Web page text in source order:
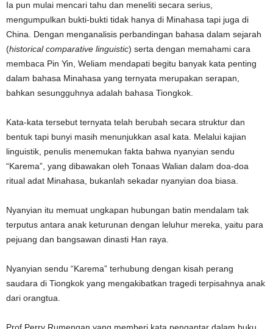
Ia pun mulai mencari tahu dan meneliti secara serius,
mengumpulkan bukti-bukti tidak hanya di Minahasa tapi juga di
China. Dengan menganalisis perbandingan bahasa dalam sejarah
(historical comparative linguistic) serta dengan memahami cara
membaca Pin Yin, Weliam mendapati begitu banyak kata penting
dalam bahasa Minahasa yang ternyata merupakan serapan,
bahkan sesungguhnya adalah bahasa Tiongkok.
Kata-kata tersebut ternyata telah berubah secara struktur dan
bentuk tapi bunyi masih menunjukkan asal kata. Melalui kajian
linguistik, penulis menemukan fakta bahwa nyanyian sendu
“Karema”, yang dibawakan oleh Tonaas Walian dalam doa-doa
ritual adat Minahasa, bukanlah sekadar nyanyian doa biasa.
Nyanyian itu memuat ungkapan hubungan batin mendalam tak
terputus antara anak keturunan dengan leluhur mereka, yaitu para
pejuang dan bangsawan dinasti Han raya.
Nyanyian sendu “Karema” terhubung dengan kisah perang
saudara di Tiongkok yang mengakibatkan tragedi terpisahnya anak
dari orangtua.